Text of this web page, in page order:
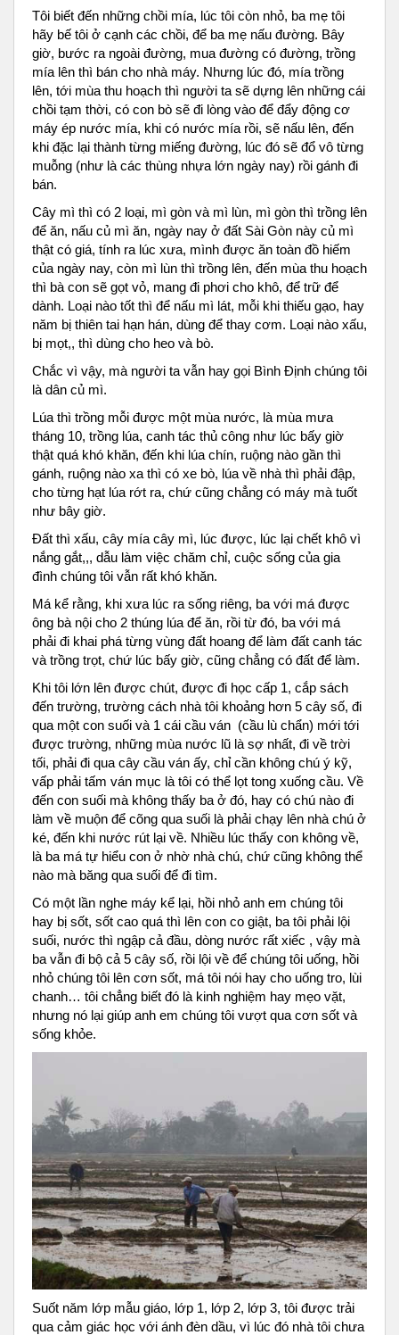
Tôi biết đến những chồi mía, lúc tôi còn nhỏ, ba mẹ tôi
hãy bế tôi ở cạnh các chồi, để ba mẹ nấu đường. Bây
giờ, bước ra ngoài đường, mua đường có đường, trồng
mía lên thì bán cho nhà máy. Nhưng lúc đó, mía trồng
lên, tới mùa thu hoạch thì người ta sẽ dựng lên những cái
chồi tạm thời, có con bò sẽ đi lòng vào để đẩy động cơ
máy ép nước mía, khi có nước mía rồi, sẽ nấu lên, đến
khi đặc lại thành từng miếng đường, lúc đó sẽ đổ vô từng
muỗng (như là các thùng nhựa lớn ngày nay) rồi gánh đi
bán.
Cây mì thì có 2 loại, mì gòn và mì lùn, mì gòn thì trồng lên
để ăn, nấu củ mì ăn, ngày nay ở đất Sài Gòn này củ mì
thật có giá, tính ra lúc xưa, mình được ăn toàn đồ hiếm
của ngày nay, còn mì lùn thì trồng lên, đến mùa thu hoạch
thì bà con sẽ gọt vỏ, mang đi phơi cho khô, để trữ để
dành. Loại nào tốt thì để nấu mì lát, mỗi khi thiếu gạo, hay
năm bị thiên tai hạn hán, dùng để thay cơm. Loại nào xấu,
bị mọt,, thì dùng cho heo và bò.
Chắc vì vậy, mà người ta vẫn hay gọi Bình Định chúng tôi
là dân củ mì.
Lúa thì trồng mỗi được một mùa nước, là mùa mưa
tháng 10, trồng lúa, canh tác thủ công như lúc bấy giờ
thật quá khó khăn, đến khi lúa chín, ruộng nào gần thì
gánh, ruộng nào xa thì có xe bò, lúa về nhà thì phải đập,
cho từng hạt lúa rớt ra, chứ cũng chẳng có máy mà tuốt
như bây giờ.
Đất thì xấu, cây mía cây mì, lúc được, lúc lại chết khô vì
nắng gắt,,, dẫu làm việc chăm chỉ, cuộc sống của gia
đình chúng tôi vẫn rất khó khăn.
Má kể rằng, khi xưa lúc ra sống riêng, ba với má được
ông bà nội cho 2 thúng lúa để ăn, rồi từ đó, ba với má
phải đi khai phá từng vùng đất hoang để làm đất canh tác
và trồng trọt, chứ lúc bấy giờ, cũng chẳng có đất để làm.
Khi tôi lớn lên được chút, được đi học cấp 1, cắp sách
đến trường, trường cách nhà tôi khoảng hơn 5 cây số, đi
qua một con suối và 1 cái cầu ván (cầu lù chẩn) mới tới
được trường, những mùa nước lũ là sợ nhất, đi về trời
tối, phải đi qua cây cầu ván ấy, chỉ cần không chú ý kỹ,
vấp phải tấm ván mục là tôi có thể lọt tong xuống cầu. Về
đến con suối mà không thấy ba ở đó, hay có chú nào đi
làm về muộn để cõng qua suối là phải chạy lên nhà chú ở
ké, đến khi nước rút lại về. Nhiều lúc thấy con không về,
là ba má tự hiểu con ở nhờ nhà chú, chứ cũng không thể
nào mà băng qua suối để đi tìm.
Có một lần nghe máy kể lại, hồi nhỏ anh em chúng tôi
hay bị sốt, sốt cao quá thì lên con co giật, ba tôi phải lội
suối, nước thì ngập cả đầu, dòng nước rất xiếc , vậy mà
ba vẫn đi bộ cả 5 cây số, rồi lội về để chúng tôi uống, hồi
nhỏ chúng tôi lên cơn sốt, má tôi nói hay cho uống tro, lùi
chanh… tôi chẳng biết đó là kinh nghiệm hay mẹo vặt,
nhưng nó lại giúp anh em chúng tôi vượt qua cơn sốt và
sống khỏe.
Suốt năm lớp mẫu giáo, lớp 1, lớp 2, lớp 3, tôi được trải
qua cảm giác học với ánh đèn dầu, vì lúc đó nhà tôi chưa